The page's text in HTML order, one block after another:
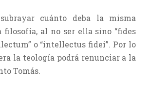
cuánto deba la misma
filosofía, al no ser ella sino “fides
o “intellectus fidei”. Por lo
la teología podrá renunciar a la
Tomás.